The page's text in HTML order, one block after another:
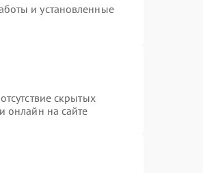
и установленные
скрытых
онлайн на сайте